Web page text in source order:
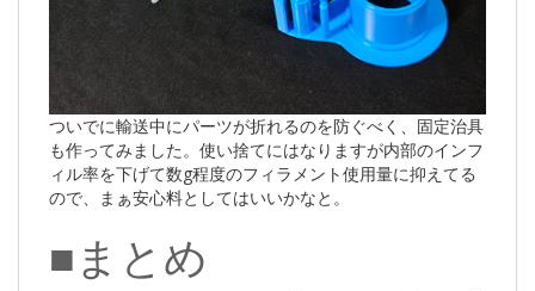
ついでに輸送中にパーツが折れるのを防ぐべく、固定治具
も作ってみました。使い捨てにはなりますが内部のインフ
ィル率を下げて数g程度のフィラメント使用量に抑えてる
ので、まぁ安心料としてはいいかなと。
■まとめ